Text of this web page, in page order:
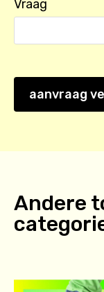
Vraag
aanvraag
Andere